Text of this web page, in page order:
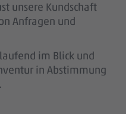
unsere Kundschaft
Anfragen und
im Blick und
in Abstimmung